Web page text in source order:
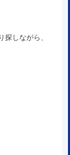
しながら、